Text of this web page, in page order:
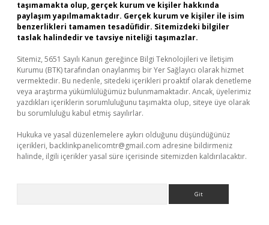
taşımamakta olup, gerçek kurum ve kişiler hakkında
paylaşım yapılmamaktadır. Gerçek kurum ve kişiler ile isim
benzerlikleri tamamen tesadüfidir. Sitemizdeki bilgiler
taslak halindedir ve tavsiye niteliği taşımazlar.
Sitemiz, 5651 Sayılı Kanun gereğince Bilgi Teknolojileri ve İletişim
Kurumu (BTK) tarafından onaylanmış bir Yer Sağlayıcı olarak hizmet
vermektedir. Bu nedenle, sitedeki içerikleri proaktif olarak denetleme
veya araştırma yükümlülüğümüz bulunmamaktadır. Ancak, üyelerimiz
yazdıkları içeriklerin sorumluluğunu taşımakta olup, siteye üye olarak
bu sorumluluğu kabul etmiş sayılırlar.
Hukuka ve yasal düzenlemelere aykırı olduğunu düşündüğünüz
içerikleri, backlinkpanelicomtr@gmail.com adresine bildirmeniz
halinde, ilgili içerikler yasal süre içerisinde sitemizden kaldırılacaktır.